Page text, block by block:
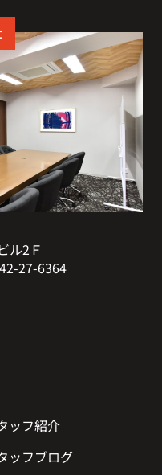
ル2Ｆ
27-6364
ッフ紹介
ッフブログ